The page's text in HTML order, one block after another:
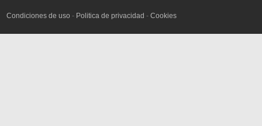
Condiciones de uso - Politica de privacidad -Cookies